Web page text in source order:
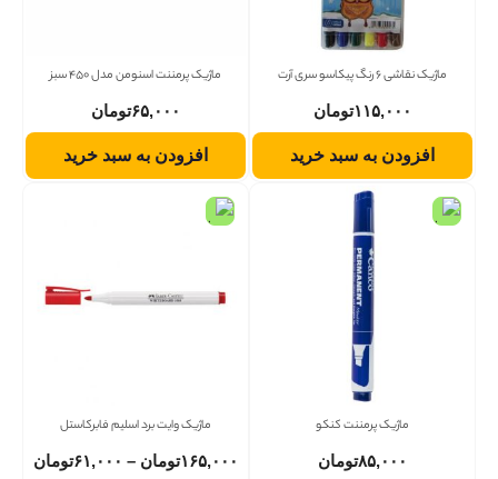
ماژیک نقاشی 6 رنگ پیکاسو سری آرت
۱۱۵,۰۰۰تومان
افزودن به سبد خرید
ماژیک پرمننت اسنومن مدل 450 سبز
۶۵,۰۰۰تومان
افزودن به سبد خرید
ماژیک پرمننت کنکو
۸۵,۰۰۰تومان
ماژیک وایت برد اسلیم فابرکاستل
۱۶۵,۰۰۰تومان – ۶۱,۰۰۰تومان